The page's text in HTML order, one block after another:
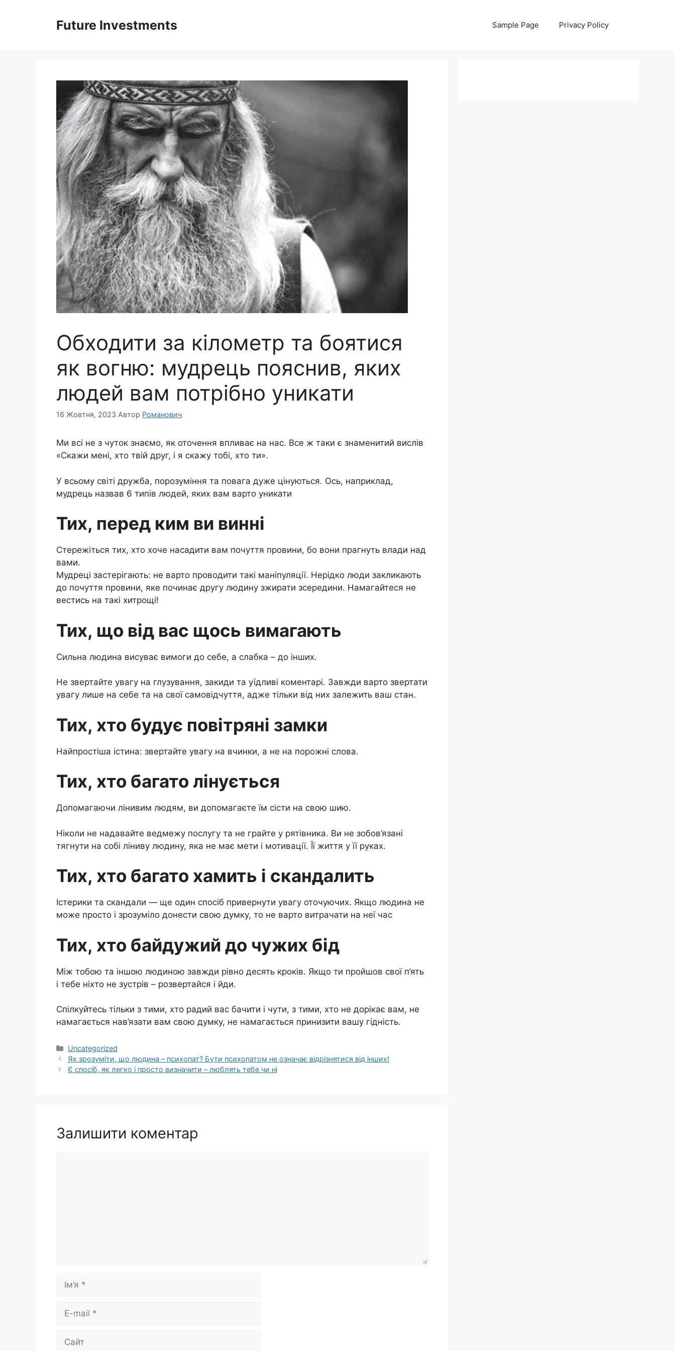
Future Investments Sample Page Privacy Policy
Обходити за кілометр та боятися
як вогню: мудрець пояснив, яких
людей вам потрібно уникати
16 Жовтня, 2023 Автор Романович
Ми всі не з чуток знаємо, як оточення впливає на нас. Все ж таки є знаменитий вислів
«Скажи мені, хто твій друг, і я скажу тобі, хто ти».
У всьому світі дружба, порозуміння та повага дуже цінуються. Ось, наприклад,
мудрець назвав 6 типів людей, яких вам варто уникати
Тих, перед ким ви винні
Стережіться тих, хто хоче насадити вам почуття провини, бо вони прагнуть влади над
вами.
Мудреці застерігають: не варто проводити такі маніпуляції. Нерідко люди закликають
до почуття провини, яке починає другу людину зжирати зсередини. Намагайтеся не
вестись на такі хитрощі!
Тих, що від вас щось вимагають
Сильна людина висуває вимоги до себе, а слабка – до інших.
Не звертайте увагу на глузування, закиди та уїдливі коментарі. Завжди варто звертати
увагу лише на себе та на свої самовідчуття, адже тільки від них залежить ваш стан.
Тих, хто будує повітряні замки
Найпростіша істина: звертайте увагу на вчинки, а не на порожні слова.
Тих, хто багато лінується
Допомагаючи лінивим людям, ви допомагаєте їм сісти на свою шию.
Ніколи не надавайте ведмежу послугу та не грайте у рятівника. Ви не зобов’язані
тягнути на собі ліниву людину, яка не має мети і мотивації. Її життя у її руках.
Тих, хто багато хамить і скандалить
Істерики та скандали — ще один спосіб привернути увагу оточуючих. Якщо людина не
може просто і зрозуміло донести свою думку, то не варто витрачати на неї час
Тих, хто байдужий до чужих бід
Між тобою та іншою людиною завжди рівно десять кроків. Якщо ти пройшов свої п’ять
і тебе ніхто не зустрів – розвертайся і йди.
Спілкуйтесь тільки з тими, хто радий вас бачити і чути, з тими, хто не дорікає вам, не
намагається нав’язати вам свою думку, не намагається принизити вашу гідність.
Категорії
Uncategorized
Як зрозуміти, що людина – психопат? Бути психопатом не означає відрізнятися від інших!
Є спосіб, як легко і просто визначити – люблять тебе чи ні
Залишити коментар
Ім’я
Сайт